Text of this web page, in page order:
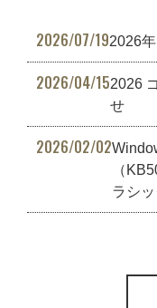
2026/07/192026
2026/04/152026
せ
2026/02/02
（
ラシ